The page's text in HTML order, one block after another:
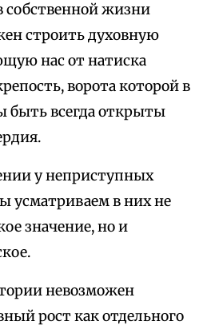
собственной жизни
строить духовную
нас от натиска
ворота которой в
быть всегда открыты
у неприступных
усматриваем в них не
значение, но и
невозможен
рост как отдельного